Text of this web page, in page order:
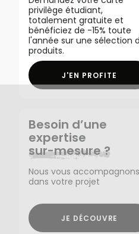
privilège étudiant,
totalement gratuite et
bénéficiez de -15% toute
l'année sur une sélection
produits.
J'EN PROFITE
Besoin d’une
expertise
sur-mesure ?
Nous vous accompagnons
dans votre projet
JE DÉCOUVRE